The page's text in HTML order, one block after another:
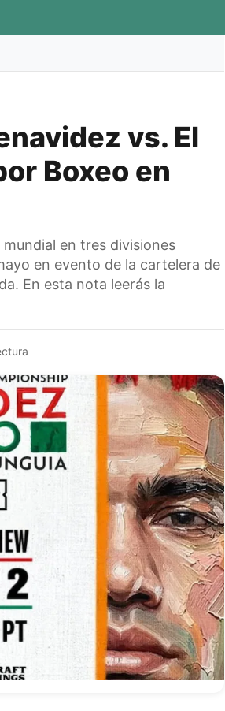
vs. El
Boxeo en
en tres divisiones
en evento de la cartelera de
En esta nota leerás la